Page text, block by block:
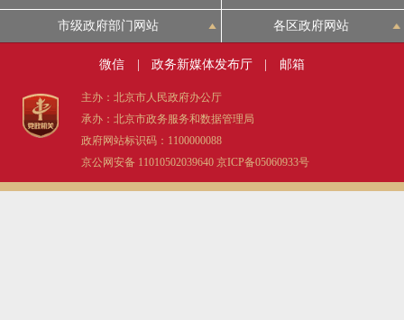
个人服务 法人服务 部门服务
中介服务 阳光政务
政民互动
市级政府部门网站 各区政府网站
微信 政务新媒体发布厅 邮箱
主办：北京市人民政府办公厅
承办：北京市政务服务和数据管理局
政府网站标识码：1100000088
京公网安备 11010502039640 京ICP备05060933号